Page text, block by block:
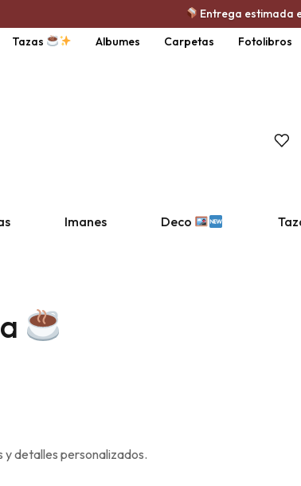
Entrega estimada
Tazas Albumes Carpetas Fotolibros
Imanes Deco
detalles personalizados.